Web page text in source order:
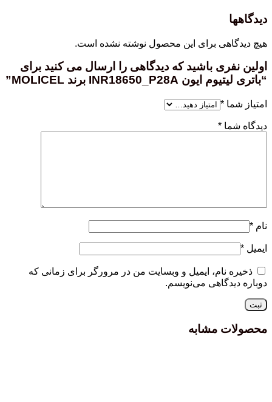
دیدگاهها
هیچ دیدگاهی برای این محصول نوشته نشده است.
اولین نفری باشید که دیدگاهی را ارسال می کنید برای
“باتری لیتیوم ایون INR18650_P28A برند MOLICEL”
امتیاز شما *
دیدگاه شما *
نام *
ایمیل *
ذخیره نام، ایمیل و وبسایت من در مرورگر برای زمانی که
دوباره دیدگاهی می‌نویسم.
محصولات مشابه